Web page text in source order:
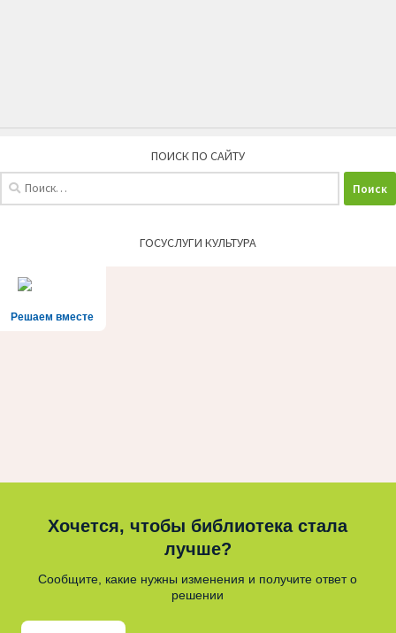
ПОИСК ПО САЙТУ
ГОСУСЛУГИ КУЛЬТУРА
Решаем вместе
Хочется, чтобы библиотека стала
лучше?
Сообщите, какие нужны изменения и получите ответ о
решении